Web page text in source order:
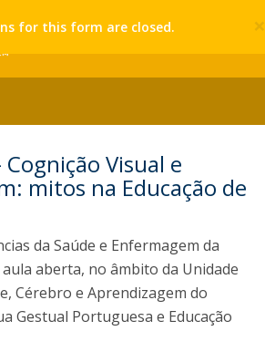
×
for this form are closed.
Visual e
mitos na Educação de
da Saúde e Enfermagem da
aberta, no âmbito da Unidade
Cérebro e Aprendizagem do
Gestual Portuguesa e Educação